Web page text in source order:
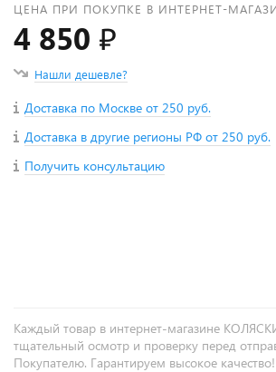
ЦЕНА ПРИ ПОКУПКЕ В ИНТЕРНЕТ-
4 850 ₽
Нашли дешевле?
Доставка по Москве от 250 руб.
Доставка в другие регионы РФ от 250 руб.
Получить консультацию
Каждый товар в интернет-магазине
тщательный осмотр и проверку перед
Покупателю. Гарантируем высокое качество!